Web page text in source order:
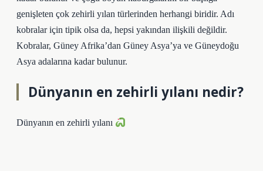
genişleten çok zehirli yılan türlerinden herhangi biridir. Adı
kobralar için tipik olsa da, hepsi yakından ilişkili değildir.
Kobralar, Güney Afrika’dan Güney Asya’ya ve Güneydoğu
Asya adalarına kadar bulunur.
Dünyanın en zehirli yılanı nedir?
Dünyanın en zehirli yılanı